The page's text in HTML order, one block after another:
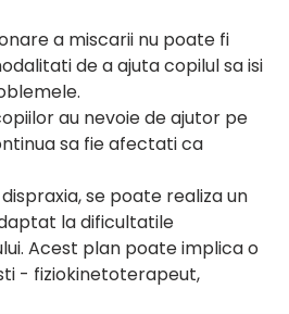
a miscarii nu poate fi
de a ajuta copilul sa isi
au nevoie de ajutor pe
sa fie afectati ca
se poate realiza un
la dificultatile
Acest plan poate implica o
- fiziokinetoterapeut,